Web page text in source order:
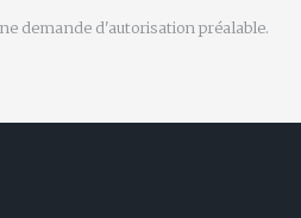
demande d'autorisation préalable.